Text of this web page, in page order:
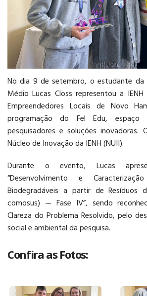
LOGÍSTICA
No dia 9 de setembro, o estudante da
Médio Lucas Closs representou a
Empreendedores Locais de Novo
programação do Fel Edu, espaço
pesquisadores e soluções
Núcleo de Inovação da IENH (NUII).
Durante o evento, Lucas
“Desenvolvimento e
Biodegradáveis a partir de Resíduos
comosus) — Fase IV”, sendo
Clareza do Problema Resolvido, pelo
social e ambiental da pesquisa.
Confira as Fotos: